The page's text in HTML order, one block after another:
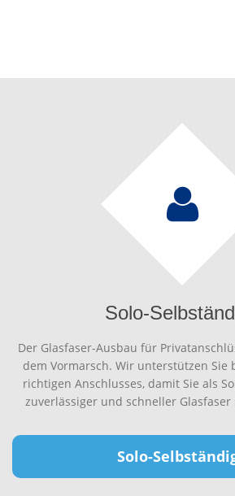
Solo-
Der Glasfaser-Ausbau für
dem Vormarsch. Wir unterstützen Sie
richtigen Anschlusses, damit Sie als
zuverlässiger und schneller
Solo-